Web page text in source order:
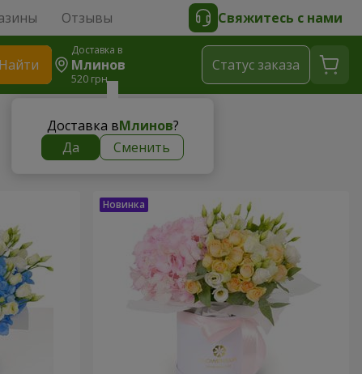
Отзывы Свяжитесь с нами
Найти
Доставка в
Млинов
520 грн
Доставка вМлинов?
Да
Сменить
Cтатус заказа